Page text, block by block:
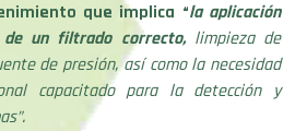
que implica “la aplicación
de un filtrado correcto,limpieza de
de presión, así como la necesidad
capacitado para la detección y